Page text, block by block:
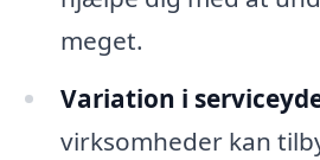
meget.
Variation i
virksomheder kan